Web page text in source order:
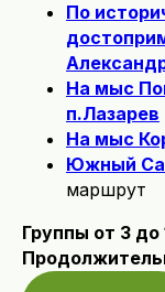
По
На мыс
п.Лазарев
На мыс
Южный
маршрут
Группы от 3 до